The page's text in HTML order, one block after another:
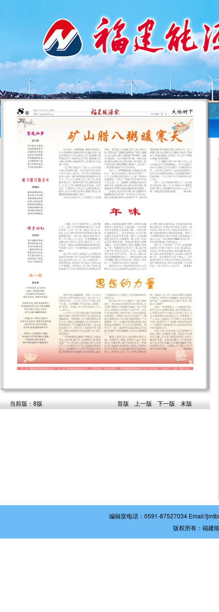
当前版：8版 首版 上一版 下一版 末版
编辑室电话：0591-87527034
版权所有：福建